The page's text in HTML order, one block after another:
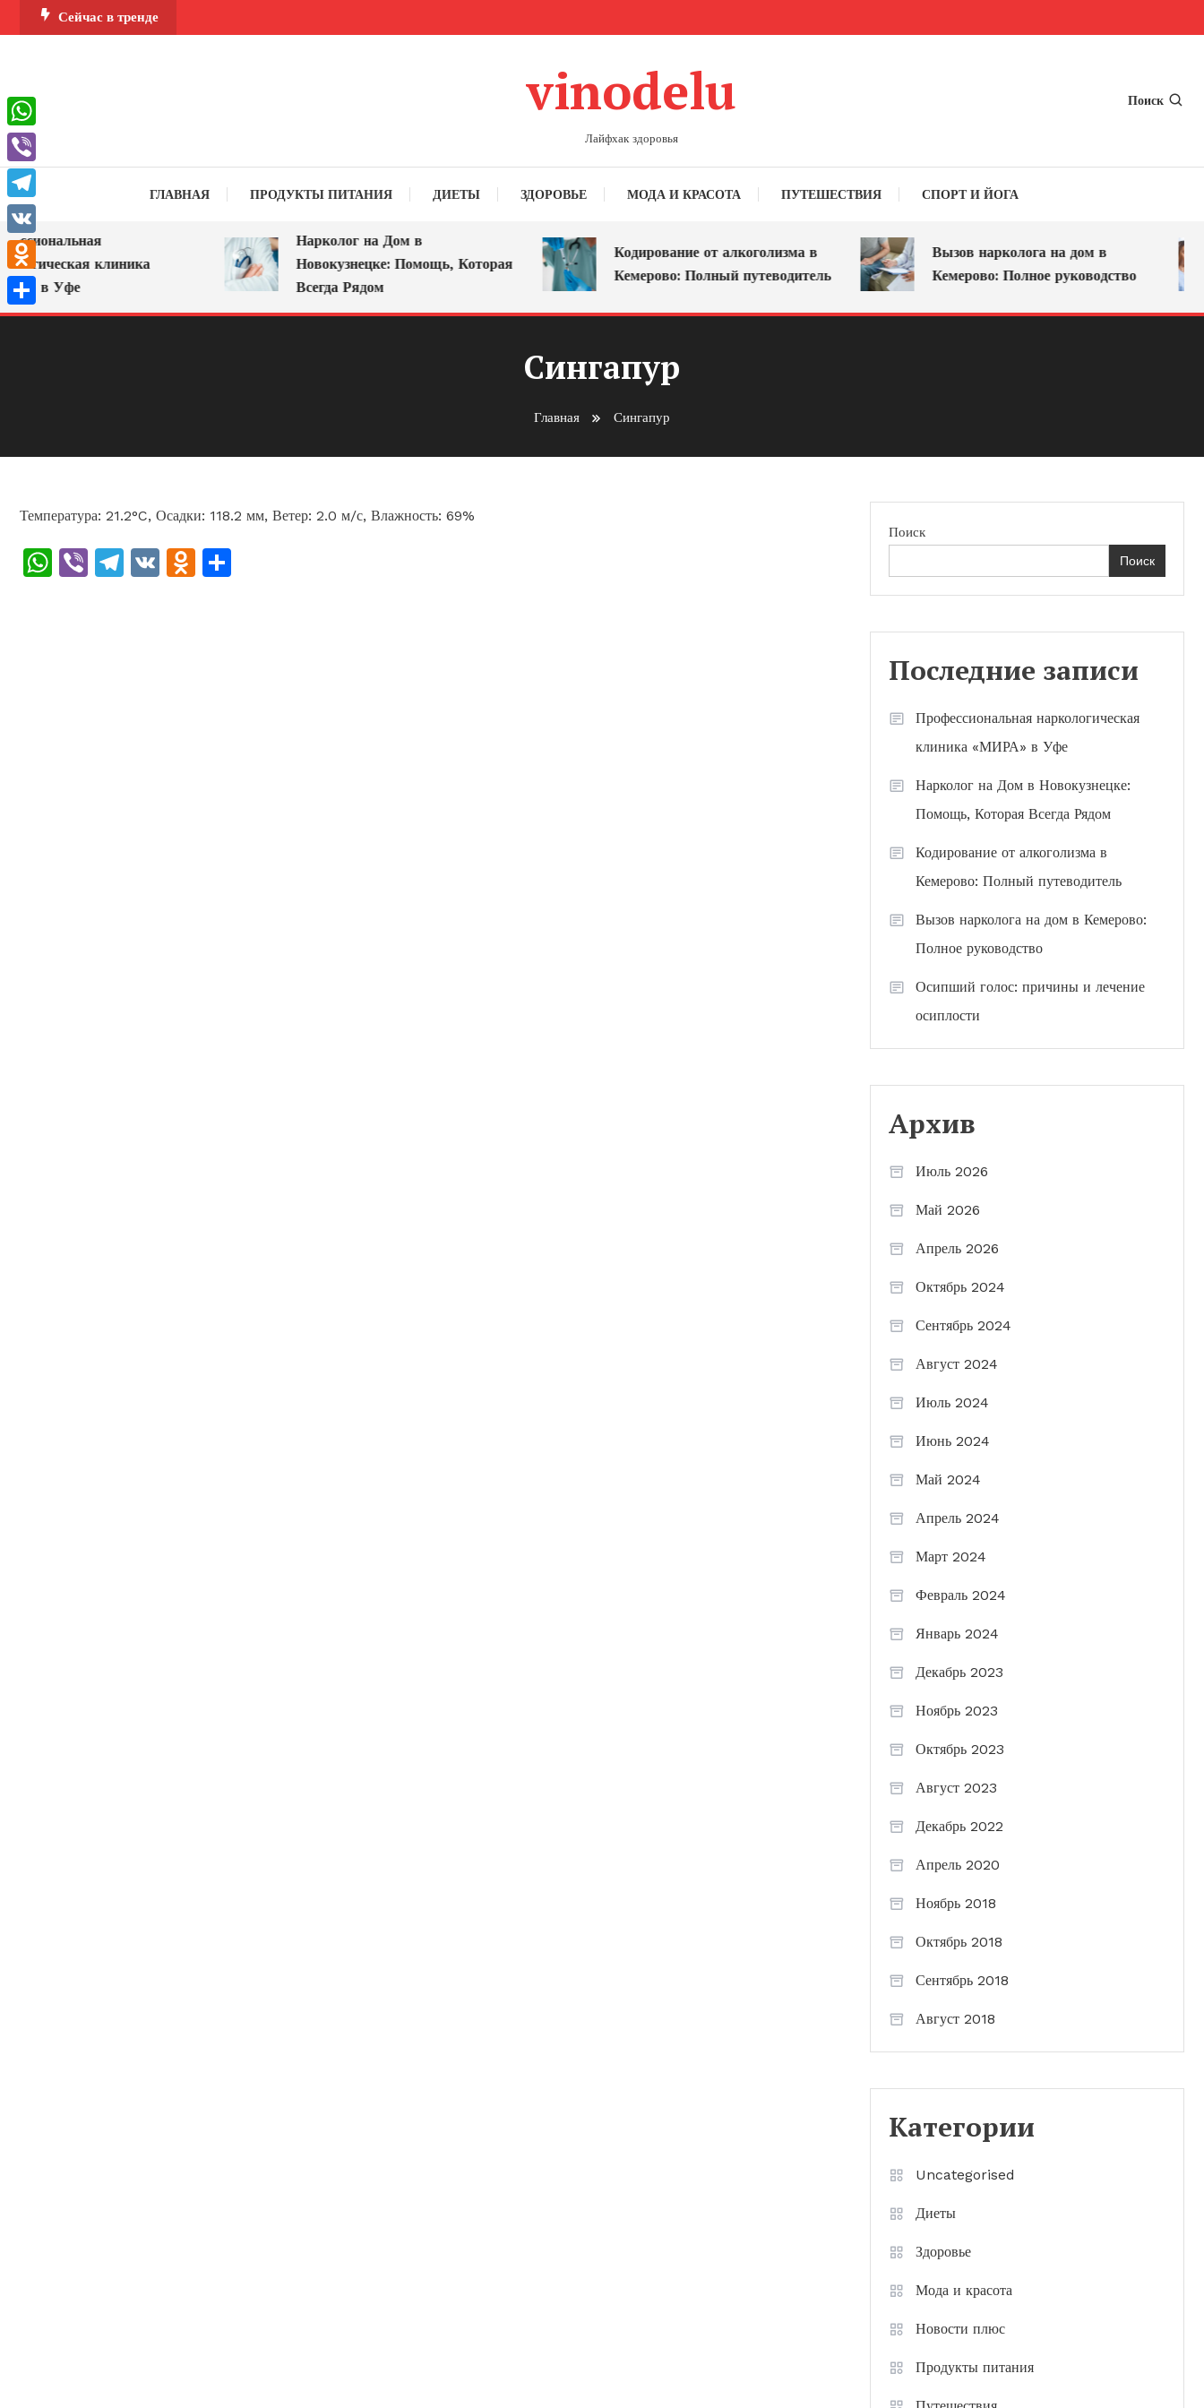
Перейти
к
Сейчас в тренде
vinodelu
Лайфхак здоровья
Поиск
ГЛАВНАЯ ПРОДУКТЫ ПИТАНИЯ ДИЕТЫ ЗДОРОВЬЕ МОДА И КРАСОТА ПУТЕШЕСТВИЯ СПОРТ И ЙОГА
клиника
в Уфе
Нарколог на Дом в
Новокузнецке: Помощь, Которая
Всегда Рядом
Кодирование от алкоголизма в
Кемерово: Полный путеводитель
Вызов нарколога на дом в
Кемерово: Полное руководство
Сингапур
Главная Сингапур
Температура: 21.2°C, Осадки: 118.2 мм, Ветер: 2.0 м/с, Влажность: 69%
WhatsApp
ViberTelegram
VK Odnoklassniki
Поиск
Поиск
Последние записи
Профессиональная наркологическая
клиника «МИРА» в Уфе
Нарколог на Дом в Новокузнецке:
Помощь, Которая Всегда Рядом
Кодирование от алкоголизма в
Кемерово: Полный путеводитель
Вызов нарколога на дом в Кемерово:
Полное руководство
Осипший голос: причины и лечение
осиплости
Архив
Июль 2026
Май 2026
Апрель 2026
Октябрь 2024
Сентябрь 2024
Август 2024
Июль 2024
Июнь 2024
Май 2024
Апрель 2024
Март 2024
Февраль 2024
Январь 2024
Декабрь 2023
Ноябрь 2023
Октябрь 2023
Август 2023
Декабрь 2022
Апрель 2020
Ноябрь 2018
Октябрь 2018
Сентябрь 2018
Август 2018
Категории
Uncategorised
Диеты
Здоровье
Мода и красота
Новости плюс
Продукты питания
WhatsApp
Viber
Telegram
VK
Odnoklassniki
Отправить